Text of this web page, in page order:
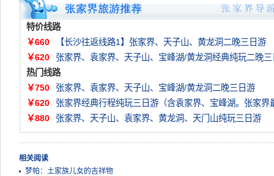
特价线路
￥660
【长沙往返线路1】张家界、天子山、黄龙洞二晚三日游
￥620
张家界、袁家界、天子山、宝峰湖/黄龙洞经典纯玩二晚三
热门线路
￥750
张家界、袁家界、天子山、宝峰湖/黄龙洞二晚三日游
￥620
张家界经典行程纯玩三日游（含袁家界、宝峰湖。张家界
￥880
张家界、天子山、袁家界、黄龙洞、天门山纯玩三日游
相关阅读
梦帕：土家族儿女的吉祥物